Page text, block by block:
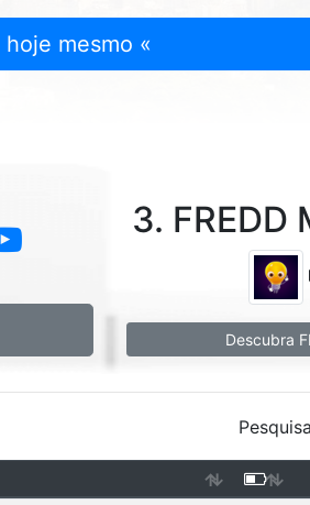
mesmo «
3.
Descubra